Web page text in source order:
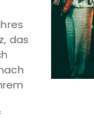
das